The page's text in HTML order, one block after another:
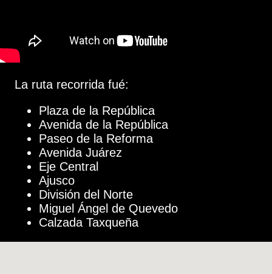
La ruta recorrida fué:
Plaza de la República
Avenida de la República
Paseo de la Reforma
Avenida Juárez
Eje Central
Ajusco
División del Norte
Miguel Ángel de Quevedo
Calzada Taxqueña